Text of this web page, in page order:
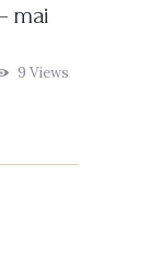
mai
9 Views